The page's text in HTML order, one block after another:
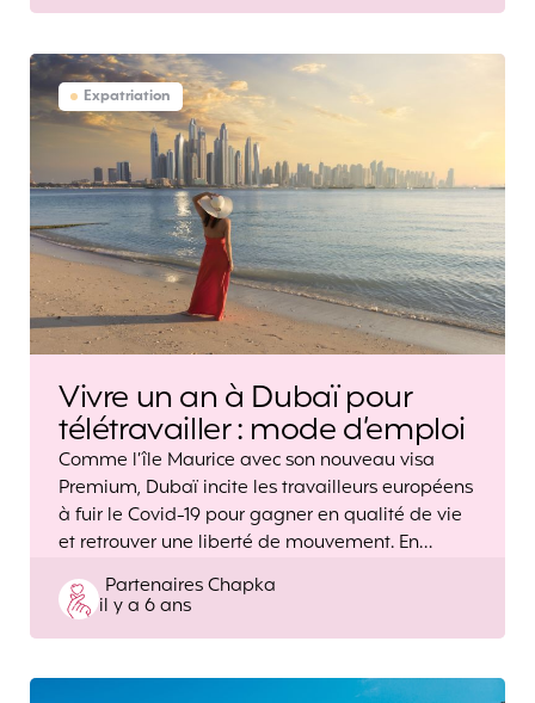
Expatriation
Vivre un an à Dubaï pour
télétravailler : mode d’emploi
Comme l’île Maurice avec son nouveau visa
Premium, Dubaï incite les travailleurs européens
à fuir le Covid-19 pour gagner en qualité de vie
et retrouver une liberté de mouvement. En…
Posted
by
Partenaires Chapka
il y a 6 ans